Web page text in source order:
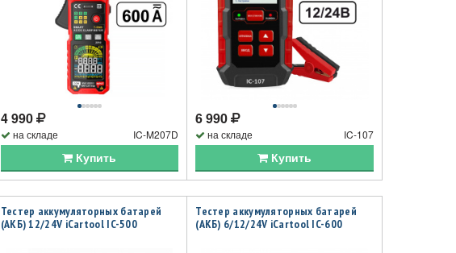
4 990
на складе IC-M207D
Купить
6 990
на складе IC-107
Купить
Тестер аккумуляторных батарей
(АКБ) 12/24V iCartool IC-500
Тестер аккумуляторных батарей
(АКБ) 6/12/24V iCartool IC-600